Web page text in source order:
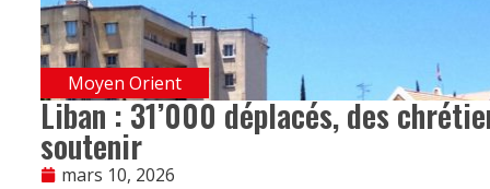
Moyen Orient
Liban : 31’000 déplacés, des
soutenir
mars 10, 2026